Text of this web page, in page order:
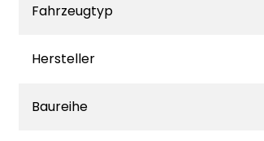
Fahrzeugtyp
Hersteller
Baureihe